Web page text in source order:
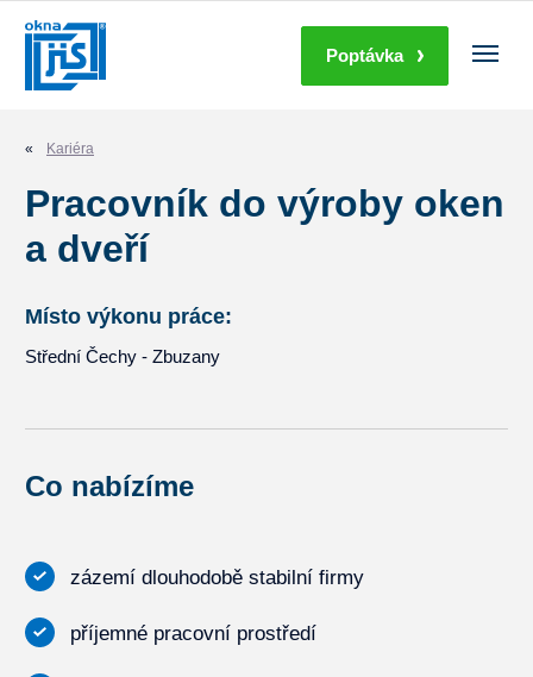
Poptávka
Kariéra
Pracovník do výroby oken
a dveří
Místo výkonu práce:
Střední Čechy - Zbuzany
Co nabízíme
zázemí dlouhodobě stabilní firmy
příjemné pracovní prostředí